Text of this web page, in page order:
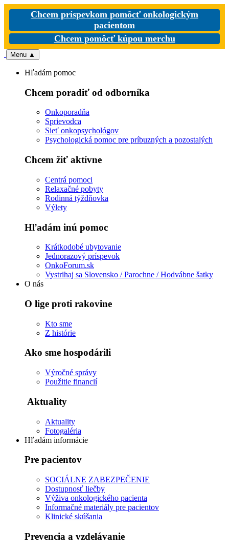
Chcem príspevkom pomôcť onkologickým
pacientom
Chcem pomôcť kúpou merchu
Menu ▲
Hľadám pomoc
Chcem poradiť od odborníka
Onkoporadňa
Sprievodca
Sieť onkopsychológov
Psychologická pomoc pre príbuzných a pozostalých
Chcem žiť aktívne
Centrá pomoci
Relaxačné pobyty
Rodinná týždňovka
Výlety
Hľadám inú pomoc
Krátkodobé ubytovanie
Jednorazový príspevok
OnkoForum.sk
Vystrihaj sa Slovensko / Parochne / Hodvábne šatky
O nás
O lige proti rakovine
Kto sme
Z histórie
Ako sme hospodárili
Výročné správy
Použitie financií
Aktuality
Aktuality
Fotogaléria
Hľadám informácie
Pre pacientov
SOCIÁLNE ZABEZPEČENIE
Dostupnosť liečby
Výživa onkologického pacienta
Informačné materiály pre pacientov
Klinické skúšania
Prevencia a vzdelávanie